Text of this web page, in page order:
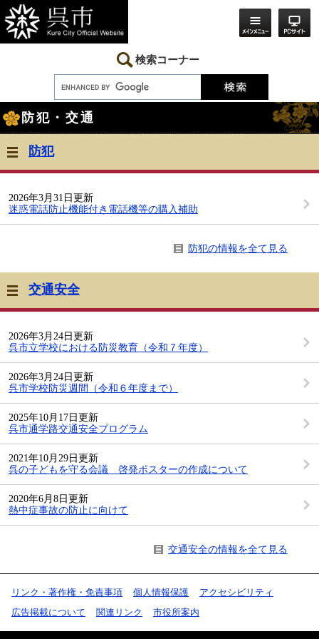
ー
ジ
の
ニ
ュ
ー
て
本
文
へ
検索コーナー
文
防犯・交通
防犯
2026年3月31日更新
迷惑電話防止機能付き電話機等の購入補助
防犯の情報を全て見る
交通安全
2026年3月24日更新
呉市立学校における防災教育（令和７年度）
2026年3月24日更新
呉市学校防災週間（令和６年度まで）
2025年10月17日更新
呉市通学路交通安全プログラム
2021年10月29日更新
呉の子どもを守る会議 啓発ポスターの作成について
2020年6月8日更新
熱中症事故の防止に向けて
交通安全の情報を全て見る
リンク・著作権・免責事項 個人情報保護
アクセシビリティ
広告掲載について
関連リンク 市役所案内